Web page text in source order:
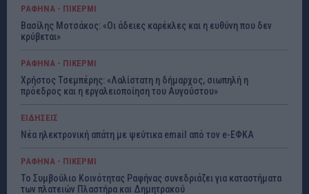
ΡΑΦΗΝΑ - ΠΙΚΕΡΜΙ
Βασίλης Μοτσάκος: «Οι άδειες καρέκλες και η ευθύνη που δεν
κρύβεται»
ΡΑΦΗΝΑ - ΠΙΚΕΡΜΙ
Χρήστος Τσεμπέρης: «Λαλίστατη η δήμαρχος, σιωπηλή η
πρόεδρος και η εργαλειοποίηση του Αυγούστου»
ΕΙΔΗΣΕΙΣ
Νέα ηλεκτρονική απάτη με ψεύτικα email από τον e-ΕΦΚΑ
ΡΑΦΗΝΑ - ΠΙΚΕΡΜΙ
Το Συμβούλιο Κοινότητας Ραφήνας συνεδριάζει για καταστήματα
των πλατειών Πλαστήρα και Δημητρακού